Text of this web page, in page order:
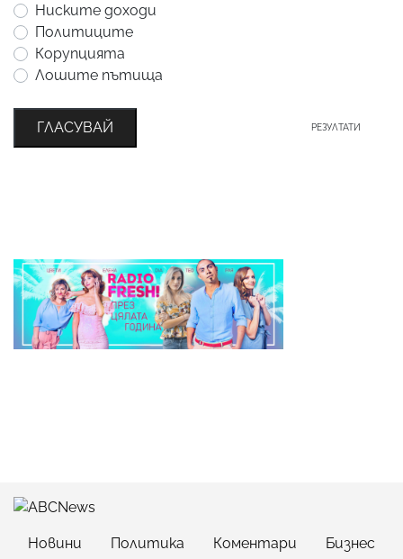
Ниските доходи
Политиците
Корупцията
Лошите пътища
ГЛАСУВАЙ РЕЗУЛТАТИ
Новини Политика Коментари
Бизнес